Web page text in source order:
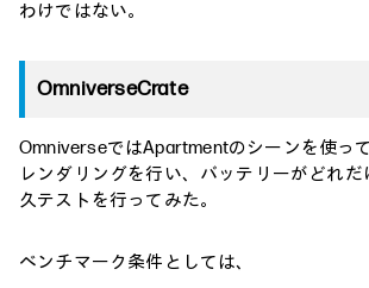
わけではない。
OmniverseCrate
OmniverseではApartmentのシーンを使っ
レンダリングを行い、バッテリーがどれ
久テストを行ってみた。
ベンチマーク条件としては、